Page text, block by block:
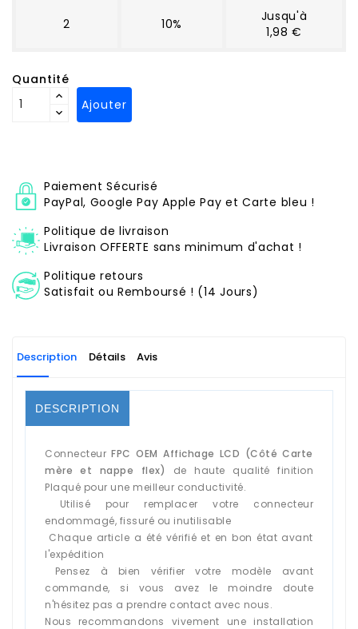
2 10%
Jusqu'à
1,98 €
Quantité
Ajouter
Paiement Sécurisé
PayPal, Google Pay Apple Pay et Carte bleu !
Politique de livraison
Livraison OFFERTE sans minimum d'achat !
Politique retours
Satisfait ou Remboursé ! (14 Jours)
Description Détails Avis
DESCRIPTION
Connecteur FPC OEM Affichage LCD (Côté Carte
mère et nappe flex)
de haute qualité finition
Plaqué pour une meilleur conductivité.
Utilisé pour remplacer votre connecteur
endommagé, fissuré ou inutilisable
Chaque article a été vérifié et en bon état avant
l'expédition
Pensez à bien vérifier votre modèle avant
commande, si vous avez le moindre doute
n'hésitez pas a prendre contact avec nous.
Nous recommandons vivement une installation